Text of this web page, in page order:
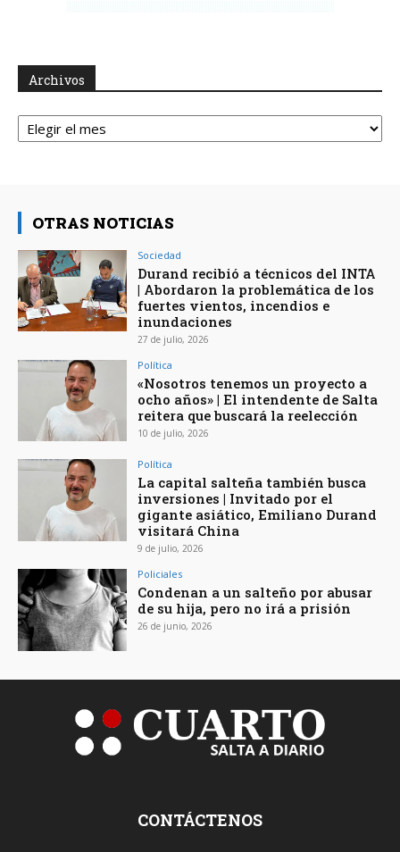
Archivos
Archivos
OTRAS NOTICIAS
Sociedad
Durand recibió a técnicos del INTA
| Abordaron la problemática de los
fuertes vientos, incendios e
inundaciones
27 de julio, 2026
Política
«Nosotros tenemos un proyecto a
ocho años» | El intendente de Salta
reitera que buscará la reelección
10 de julio, 2026
Política
La capital salteña también busca
inversiones | Invitado por el
gigante asiático, Emiliano Durand
visitará China
9 de julio, 2026
Policiales
Condenan a un salteño por abusar
de su hija, pero no irá a prisión
26 de junio, 2026
CONTÁCTENOS